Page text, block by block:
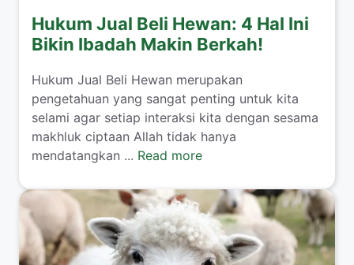
Hukum Jual Beli Hewan: 4 Hal Ini
Bikin Ibadah Makin Berkah!
​Hukum Jual Beli Hewan merupakan
pengetahuan yang sangat penting untuk kita
selami agar setiap interaksi kita dengan sesama
makhluk ciptaan Allah tidak hanya
mendatangkan ... Read more